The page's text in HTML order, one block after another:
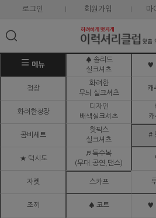
로그인 회원가입 마
메뉴
♠ 솔리드
실크셔츠
♥
정장
화려한
무늬 실크셔츠
캐
화려한정장
디자인
배색실크셔츠
콤비세트
핫픽스
실크셔츠
#
★ 턱시도
♬ 특수복
(무대.공연,댄스)
자켓 스카프
조끼 ♠ 코트 ♥